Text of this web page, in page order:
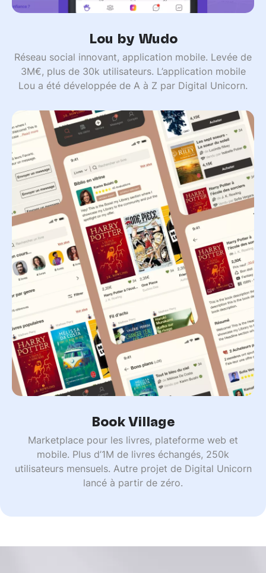
Lou by Wudo
Réseau social innovant, application mobile. Levée de
3M€, plus de 30k utilisateurs. L’application mobile
Lou a été développée de A à Z par Digital Unicorn.
Book Village
Marketplace pour les livres, plateforme web et
mobile. Plus d’1M de livres échangés, 250k
utilisateurs mensuels. Autre projet de Digital Unicorn
lancé à partir de zéro.